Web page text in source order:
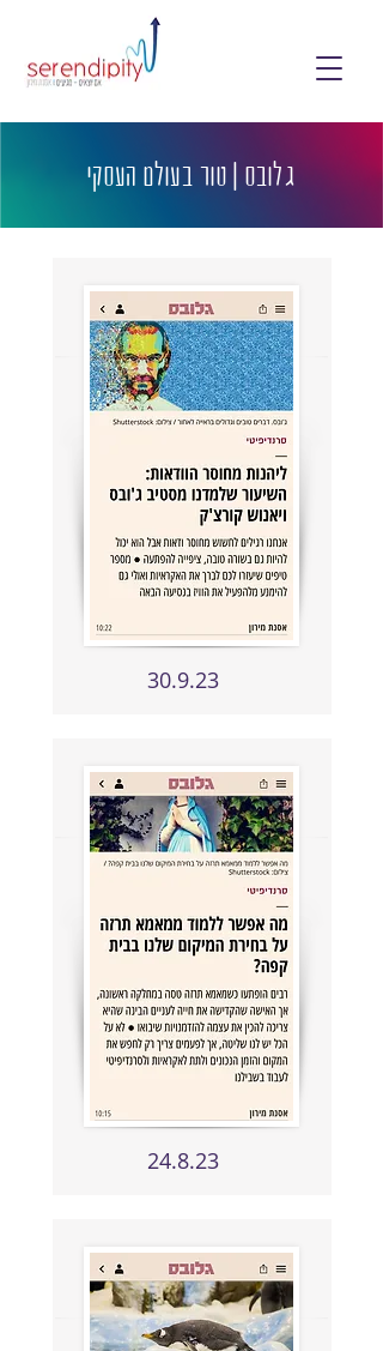
גלובס | טור בעולם העסקי
30.9.23
24.8.23